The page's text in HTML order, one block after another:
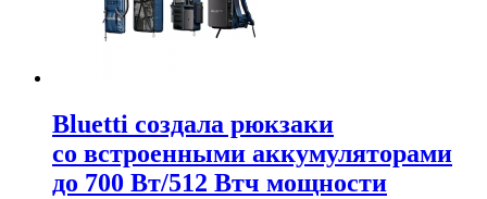
Bluetti создала рюкзаки
со встроенными аккумуляторами
до 700 Вт/512 Втч мощности